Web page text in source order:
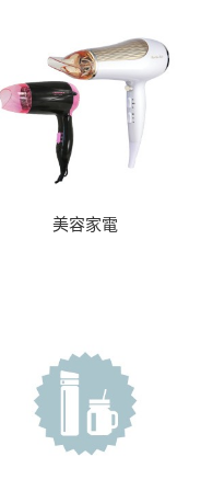
美容家電